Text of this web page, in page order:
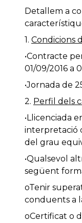
Detallem a
1. Condicions
•Contracte
01/09/2016 a
•Jornada de
2. Perfil dels
•Llicenciada
interpretació
del grau
•Qualsevol
següent
oTenir
conduents a
oCertificat o